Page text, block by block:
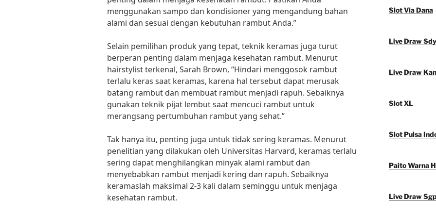
menggunakan sampo dan kondisioner yang mengandung bahan
alami dan sesuai dengan kebutuhan rambut Anda.”
Selain pemilihan produk yang tepat, teknik keramas juga turut
berperan penting dalam menjaga kesehatan rambut. Menurut
hairstylist terkenal, Sarah Brown, “Hindari menggosok rambut
terlalu keras saat keramas, karena hal tersebut dapat merusak
batang rambut dan membuat rambut menjadi rapuh. Sebaiknya
gunakan teknik pijat lembut saat mencuci rambut untuk
merangsang pertumbuhan rambut yang sehat.”
Tak hanya itu, penting juga untuk tidak sering keramas. Menurut
penelitian yang dilakukan oleh Universitas Harvard, keramas terlalu
sering dapat menghilangkan minyak alami rambut dan
menyebabkan rambut menjadi kering dan rapuh. Sebaiknya
keramaslah maksimal 2-3 kali dalam seminggu untuk menjaga
kesehatan rambut.
Slot Via Dana
Live Draw Sdy
Live Draw
Slot XL
Slot Pulsa
Paito Warna
Live Draw